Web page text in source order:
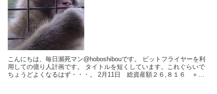
こんにちは、毎日瀕死マン@hoboshibouです。 ビットフライヤーを利
用しての億り人計画です。 タイトルを短くしています。これぐらいで
ちょうどよくなるはず・・・。 2月11日 総資産額２６,８１６ ＋２,